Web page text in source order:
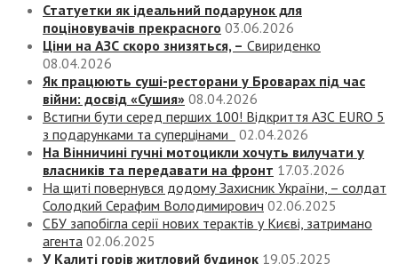
Статуетки як ідеальний подарунок для
поціновувачів прекрасного 03.06.2026
Ціни на АЗС скоро знизяться, – Свириденко
08.04.2026
Як працюють суші-ресторани у Броварах під час
війни: досвід «Сушия» 08.04.2026
Встигни бути серед перших 100! Відкриття АЗС EURO 5
з подарунками та суперцінами
02.04.2026
На Вінничині гучні мотоцикли хочуть вилучати у
власників та передавати на фронт 17.03.2026
На щиті повернувся додому Захисник України, – солдат
Солодкий Серафим Володимирович 02.06.2025
СБУ запобігла серії нових терактів у Києві, затримано
агента 02.06.2025
У Калиті горів житловий будинок 19.05.2025